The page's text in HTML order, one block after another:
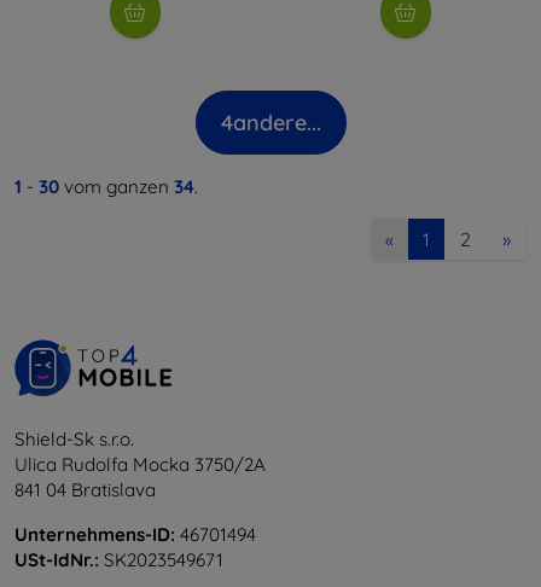
4andere...
1 - 30 vom ganzen 34.
« 1 2 »
Shield-Sk s.r.o.
Ulica Rudolfa Mocka 3750/2A
841 04 Bratislava
Unternehmens-ID: 46701494
USt-IdNr.: SK2023549671